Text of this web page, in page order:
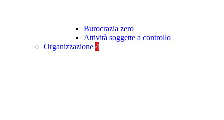
Burocrazia zero
Attività soggette a controllo
Organizzazione 4